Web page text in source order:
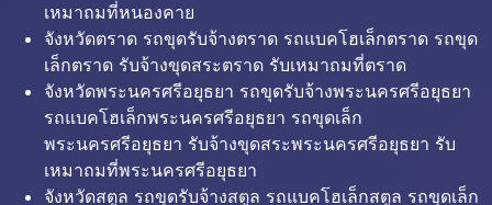
เหมาถมที่หนองคาย
จังหวัดตราด รถขุดรับจ้างตราด รถแบคโฮเล็กตราด รถขุด
เล็กตราด รับจ้างขุดสระตราด รับเหมาถมที่ตราด
จังหวัดพระนครศรีอยุธยา รถขุดรับจ้างพระนครศรีอยุธยา
รถแบคโฮเล็กพระนครศรีอยุธยา รถขุดเล็ก
พระนครศรีอยุธยา รับจ้างขุดสระพระนครศรีอยุธยา รับ
เหมาถมที่พระนครศรีอยุธยา
จังหวัดสตูล รถขุดรับจ้างสตูล รถแบคโฮเล็กสตูล รถขุดเล็ก